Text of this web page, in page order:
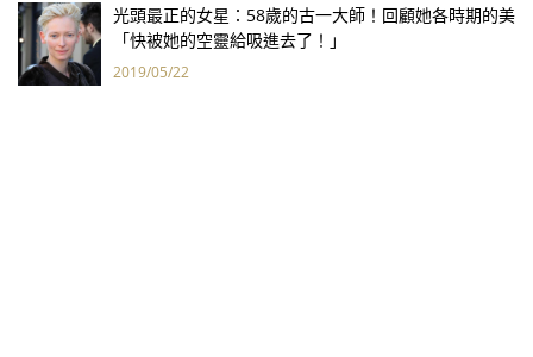
光頭最正的女星：58歲的古一大師！回顧她各時期的美
「快被她的空靈給吸進去了！」
2019/05/22